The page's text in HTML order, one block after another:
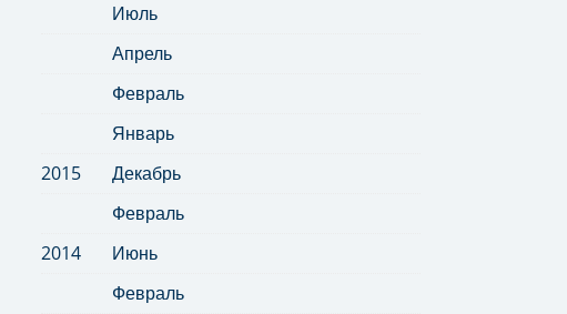
Июль
Апрель
Февраль
Январь
2015
Декабрь
Февраль
2014
Июнь
Февраль